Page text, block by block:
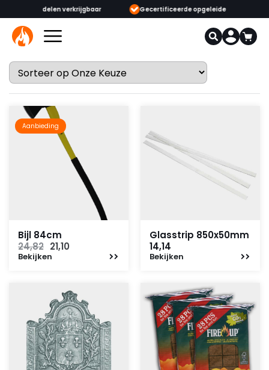
Gecertificeerde opgeleide adviseurs & monteurs
Aanbieding
Bijl 84cm
24,82 Oorspronkelijke
prijs
21,10
Bekijken
Glasstrip 850x50mm
14,14
Bekijken